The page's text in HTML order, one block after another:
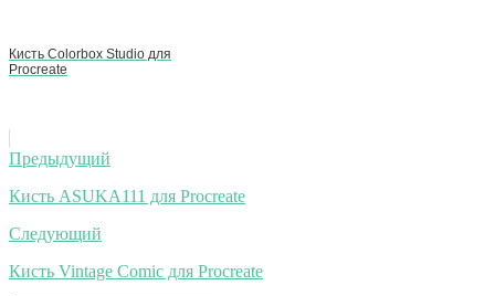
Кисть Colorbox Studio для
Procreate
Навигация
по
записям
Предыдущий
Кисть ASUKA111 для Procreate
Следующий
Кисть Vintage Comic для Procreate